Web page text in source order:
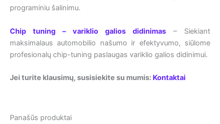
programiniu šalinimu.
Chip tuning – variklio galios didinimas – Siekiant
maksimalaus automobilio našumo ir efektyvumo, siūlome
profesionalų chip-tuning paslaugas variklio galios didinimui.
Jei turite klausimų, susisiekite su mumis: Kontaktai
Panašūs produktai